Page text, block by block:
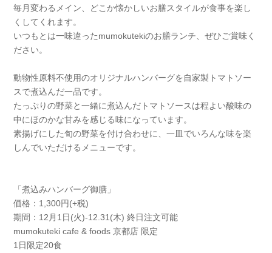
毎月変わるメイン、どこか懐かしいお膳スタイルが食事を楽し
くしてくれます。
いつもとは一味違ったmumokutekiのお膳ランチ、ぜひご賞味く
ださい。
動物性原料不使用のオリジナルハンバーグを自家製トマトソー
スで煮込んだ一品です。
たっぷりの野菜と一緒に煮込んだトマトソースは程よい酸味の
中にほのかな甘みを感じる味になっています。
素揚げにした旬の野菜を付け合わせに、一皿でいろんな味を楽
しんでいただけるメニューです。
「煮込みハンバーグ御膳」
価格：1,300円(+税)
期間：12月1日(火)-12.31(木) 終日注文可能
mumokuteki cafe & foods 京都店 限定
1日限定20食